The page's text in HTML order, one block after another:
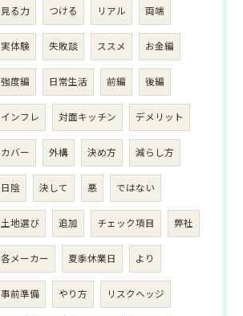
見る力 つける リアル 両端
実体験 失敗談 ススメ お金編
強度編 日常生活 前編 後編
インフレ 対面キッチン デメリット
カバー 外構 決め方 減らし方
日陰 決して 悪 ではない
土地選び 追加 チェック項目 弊社
各メーカー 夏季休業日 より
事前準備 やり方 リスクヘッジ